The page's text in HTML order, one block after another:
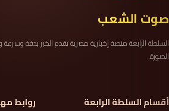
صوت الشعب
السلطة الرابعة منصة إخبارية مصرية تقدم الخبر بدقة
الصورة.
أقسام السلطة الرابعة روابط